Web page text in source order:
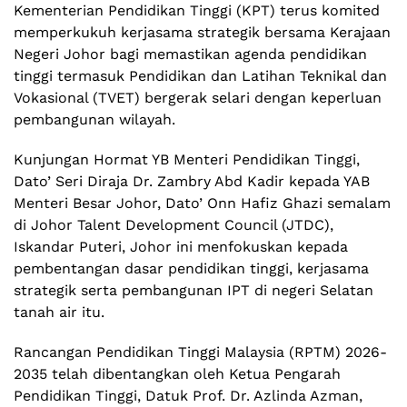
Kementerian Pendidikan Tinggi (KPT) terus komited
memperkukuh kerjasama strategik bersama Kerajaan
Negeri Johor bagi memastikan agenda pendidikan
tinggi termasuk Pendidikan dan Latihan Teknikal dan
Vokasional (TVET) bergerak selari dengan keperluan
pembangunan wilayah.
Kunjungan Hormat YB Menteri Pendidikan Tinggi,
Dato’ Seri Diraja Dr. Zambry Abd Kadir kepada YAB
Menteri Besar Johor, Dato’ Onn Hafiz Ghazi semalam
di Johor Talent Development Council (JTDC),
Iskandar Puteri, Johor ini menfokuskan kepada
pembentangan dasar pendidikan tinggi, kerjasama
strategik serta pembangunan IPT di negeri Selatan
tanah air itu.
Rancangan Pendidikan Tinggi Malaysia (RPTM) 2026-
2035 telah dibentangkan oleh Ketua Pengarah
Pendidikan Tinggi, Datuk Prof. Dr. Azlinda Azman,